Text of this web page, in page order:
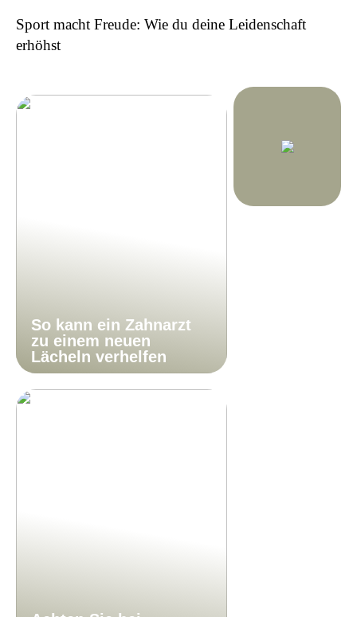
Sport macht Freude: Wie du deine Leidenschaft
erhöhst
So kann ein Zahnarzt
zu einem neuen
Lächeln verhelfen